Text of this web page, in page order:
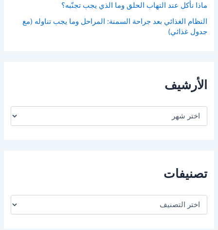
ماذا نأكل عند التهاب الحلق وما الذي يجب تجنّبه؟
النظام الغذائي بعد جراحة السمنة: المراحل وما يجب تناوله (مع
جدول غذائي)
الأرشيف
تصنيفات